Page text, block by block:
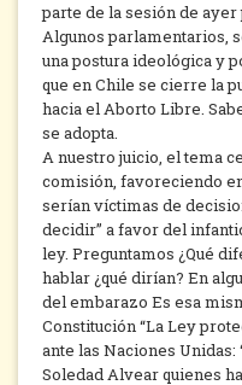
parte de la sesión de
Algunos parlamentarios,
una postura ideológica y
que en Chile se cierre la
hacia el Aborto Libre.
se adopta.
A nuestro juicio, el tema
comisión, favoreciendo
serían víctimas de
decidir” a favor del
ley. Preguntamos ¿Qué
hablar ¿qué dirían? En
del embarazo Es esa
Constitución “La Ley
ante las Naciones
Soledad Alvear quienes